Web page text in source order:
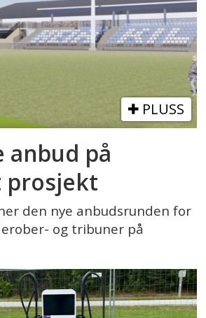
PLUSS
anbud på
den nye anbudsrunden for
og tribuner på